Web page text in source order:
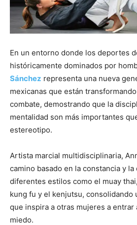
En un entorno donde los deportes
históricamente dominados por
Sánchez representa una nueva
mexicanas que están
combate, demostrando que la
mentalidad son más importantes
estereotipo.
Artista marcial multidisciplinaria,
camino basado en la constancia y
diferentes estilos como el muay
kung fu y el kenjutsu, consolidando
que inspira a otras mujeres a entrar
miedo.